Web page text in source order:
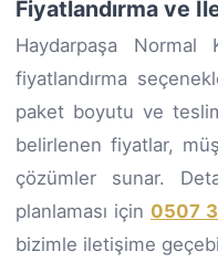
Fiyatlandırma ve
Haydarpaşa Normal
fiyatlandırma
paket boyutu ve
belirlenen fiyatlar,
çözümler sunar.
planlaması için 0507
bizimle iletişime